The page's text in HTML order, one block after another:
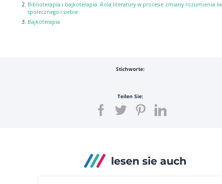
Biblioterapia i bajkoterapia. Rola literatury w procesie zmiany rozumienia
społecznego i siebie
Bajkoterapia
Stichworte:
Teilen Sie:
lesen sie auch